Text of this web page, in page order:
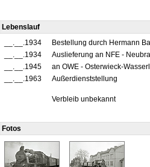
Lebenslauf
__.__.1934
Bestellung durch Hermann
__.__.1934
Auslieferung an NFE -
__.__.1945
an OWE - Osterwieck-
__.__.1963
Außerdienststellung
Verbleib unbekannt
Fotos